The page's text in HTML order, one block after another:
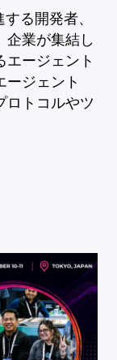
る開発者、
企業が集結し
エージェント
ージェント
ロトコルやツ